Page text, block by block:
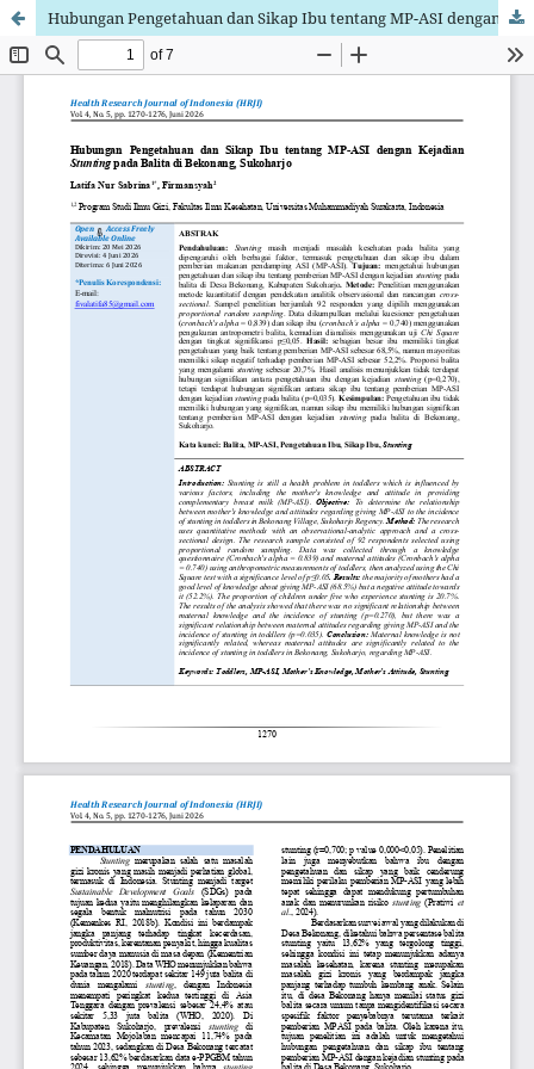
Hubungan Pengetahuan dan Sikap Ibu tentang MP-ASI dengan Kejadian Stunting pada Balita di Bekonang, Sukoharjo